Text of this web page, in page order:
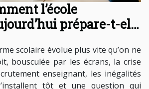
l’école
prépare-t-elle
scolaire évolue plus vite qu’on ne
bousculée par les écrans, la crise
enseignant, les inégalités
tôt et une question qui